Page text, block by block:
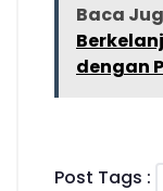
Baca
dengan
Post Tags :